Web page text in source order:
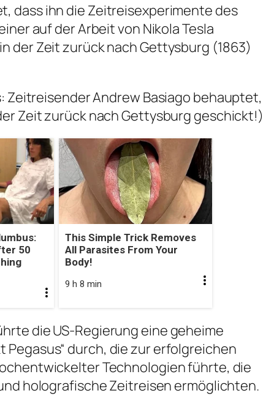
dass ihn die Zeitreisexperimente des
auf der Arbeit von Nikola Tesla
der Zeit zurück nach Gettysburg (1863)
Zeitreisender Andrew Basiago behauptet,
Zeit zurück nach Gettysburg geschickt!)
50
This Simple Trick Removes
All Parasites From Your
Body!
9 h 8 min
die US-Regierung eine geheime
Pegasus“ durch, die zur erfolgreichen
Technologien führte, die
holografische Zeitreisen ermöglichten.